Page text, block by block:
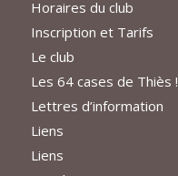
Horaires du club
Inscription et Tarifs
Le club
Les 64 cases de Thiès !
Lettres d’information
Liens
Liens